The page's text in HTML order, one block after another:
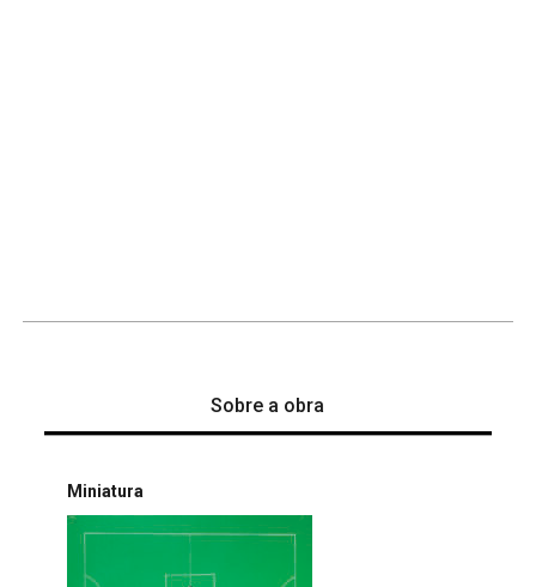
Sobre a obra
Miniatura